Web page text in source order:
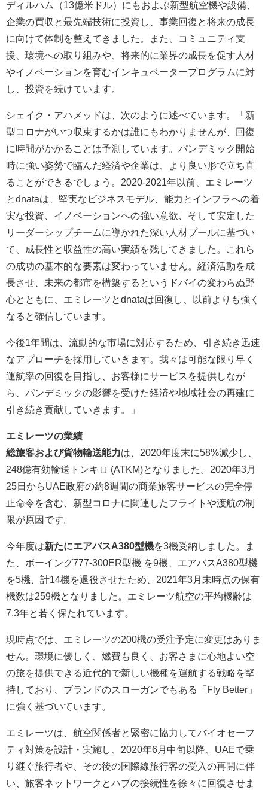
ディルハム（13億米ドル）にもおよぶ新型航空機や設備、
企業の買収と最先端技術に投資し、事業回復と将来の成長
に向けて体制を整えてきました。また、コミュニティ支
援、環境への取り組みや、将来的に業界の成長を促す人材
やイノベーションを育むインキュベータープログラムに対
し、投資を続けています。
シェイク・アハメッドは、次のように述べています。「新
型コロナがいつ収束するかは誰にもわかりませんが、回復
に時間がかかることは予測しています。パンデミック開始
時に強い姿勢で臨んだ経済や企業は、より良い形で立ち直
ることができるでしょう。2020-2021年以前、エミレーツ
とdnataは、堅実なビジネスモデル、能力とインフラへの着
実な投資、イノベーションへの強い意欲、そして安定した
リーダーシップチームに導かれた深い人材プールに基づい
て、成長性と収益性の高い実績を残してきました。これら
の成功の基本的な要素は変わっていません。経済活動を成
長させ、未来の都市を構築するというドバイの変わらぬ野
心とともに、エミレーツとdnataは回復し、以前よりも強く
なると確信しています。
今後1年間は、流動的な市場に対応するため、引き続き迅速
なアプローチを採用していきます。我々は可能な限り早く
運航率の回復を目指し、お客様にサービスを提供しなが
ら、パンデミックの影響を受けた経済や地域社会の再建に
引き続き貢献していきます。」
エミレーツの業績
総旅客および貨物輸送能力は、2020年度末に58%減少し、
248億有効輸送トンキロ (ATKM)となりました。2020年3月
25日からUAE政府の約8週間の商業旅客サービスの完全停
止命令を含む、新型コロナに関連したフライトや渡航の制
限が原因です。
今年度は新たにエアバスA380型機を3機受納しました。ま
た、ボーイング777-300ER型機 を9機、エアバスA380型機
を5機、計14機を退役させたため、2021年3月末時点の保有
機数は259機となりました。エミレーツ航空の平均機齢は
7.3年と若く保たれています。
現時点では、エミレーツの200機の受注予定に変更はありま
せん。環境に優しく、燃費も良く、お客さまに心地よい空
の旅を提供できる近代的で新しい機種を運航する戦略を堅
持しており、ブランドのスローガンでもある「Fly Better」
に強く基づいています。
エミレーツは、航空関係者と緊密に協力してバイオセーフ
ティ対策を設計・実施し、2020年6月中旬以降、UAEで乗
り継ぐ旅行者や、その後の国際線旅行客の受入の再開に伴
い、旅客ネットワークとハブの接続性を徐々に回復させま